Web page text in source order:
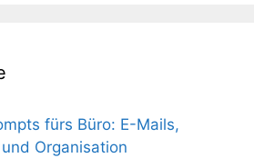
fürs Büro: E-Mails,
Organisation